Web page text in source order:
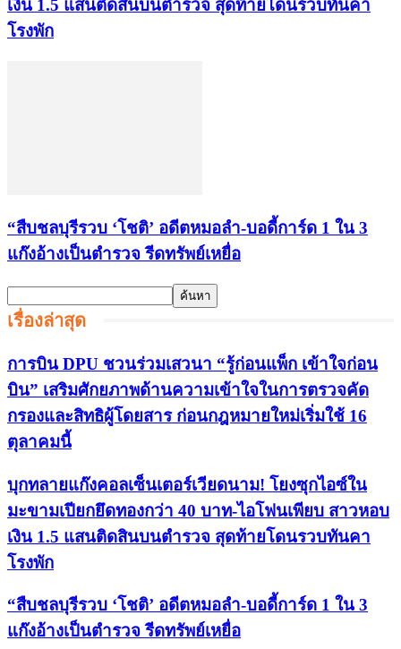
เงิน 1.5 แสนติดสินบนตำรวจ สุดท้ายโดนรวบทันคา
โรงพัก
“สืบชลบุรีรวบ ‘โชติ’ อดีตหมอลำ-บอดี้การ์ด 1 ใน 3
แก๊งอ้างเป็นตำรวจ รีดทรัพย์เหยื่อ
เรื่องล่าสุด
การบิน DPU ชวนร่วมเสวนา “รู้ก่อนแพ็ก เข้าใจก่อน
บิน” เสริมศักยภาพด้านความเข้าใจในการตรวจคัด
กรองและสิทธิผู้โดยสาร ก่อนกฎหมายใหม่เริ่มใช้ 16
ตุลาคมนี้
บุกทลายแก๊งคอลเซ็นเตอร์เวียดนาม! โยงซุกไอซ์ใน
มะขามเปียกยึดทองกว่า 40 บาท-ไอโฟนเพียบ สาวหอบ
เงิน 1.5 แสนติดสินบนตำรวจ สุดท้ายโดนรวบทันคา
โรงพัก
“สืบชลบุรีรวบ ‘โชติ’ อดีตหมอลำ-บอดี้การ์ด 1 ใน 3
แก๊งอ้างเป็นตำรวจ รีดทรัพย์เหยื่อ